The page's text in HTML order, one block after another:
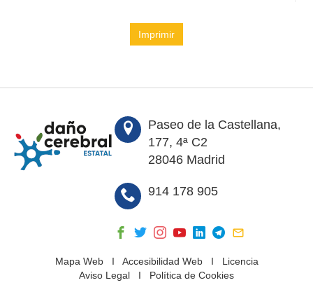
Imprimir
Paseo de la Castellana,
177, 4ª C2
28046 Madrid
914 178 905
Mapa WebI Accesibilidad WebI Licencia
Aviso Legal I Política de Cookies